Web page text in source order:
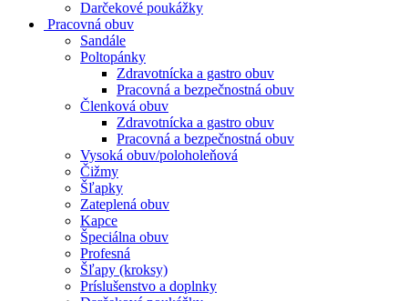
Darčekové poukážky
Pracovná obuv
Sandále
Poltopánky
Zdravotnícka a gastro obuv
Pracovná a bezpečnostná obuv
Členková obuv
Zdravotnícka a gastro obuv
Pracovná a bezpečnostná obuv
Vysoká obuv/poloholeňová
Čižmy
Šľapky
Zateplená obuv
Kapce
Špeciálna obuv
Profesná
Šľapy (kroksy)
Príslušenstvo a doplnky